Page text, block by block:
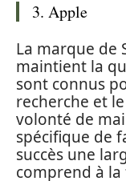
3. Apple
La marque de
maintient la
sont connus
recherche et
volonté de
spécifique de
succès une
comprend à